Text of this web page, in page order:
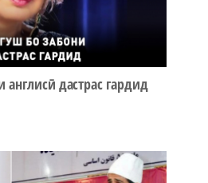
дастрас гардид